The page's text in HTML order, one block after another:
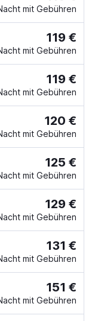
mit Gebühren
119 €
mit Gebühren
119 €
mit Gebühren
120 €
mit Gebühren
125 €
mit Gebühren
129 €
mit Gebühren
131 €
mit Gebühren
151 €
mit Gebühren